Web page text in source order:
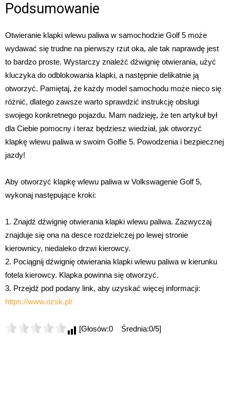
Podsumowanie
Otwieranie klapki wlewu paliwa w samochodzie Golf 5 może
wydawać się trudne na pierwszy rzut oka, ale tak naprawdę jest
to bardzo proste. Wystarczy znaleźć dźwignię otwierania, użyć
kluczyka do odblokowania klapki, a następnie delikatnie ją
otworzyć. Pamiętaj, że każdy model samochodu może nieco się
różnić, dlatego zawsze warto sprawdzić instrukcję obsługi
swojego konkretnego pojazdu. Mam nadzieję, że ten artykuł był
dla Ciebie pomocny i teraz będziesz wiedział, jak otworzyć
klapkę wlewu paliwa w swoim Golfie 5. Powodzenia i bezpiecznej
jazdy!
Aby otworzyć klapkę wlewu paliwa w Volkswagenie Golf 5,
wykonaj następujące kroki:
1. Znajdź dźwignię otwierania klapki wlewu paliwa. Zazwyczaj
znajduje się ona na desce rozdzielczej po lewej stronie
kierownicy, niedaleko drzwi kierowcy.
2. Pociągnij dźwignię otwierania klapki wlewu paliwa w kierunku
fotela kierowcy. Klapka powinna się otworzyć.
3. Przejdź pod podany link, aby uzyskać więcej informacji:
https://www.ozsk.pl/
[Głosów:0 Średnia:0/5]